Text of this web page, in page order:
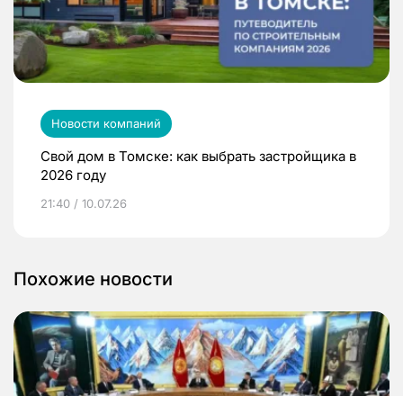
Новости компаний
Свой дом в Томске: как выбрать застройщика в
2026 году
21:40 / 10.07.26
Похожие новости